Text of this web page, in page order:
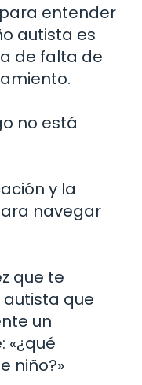
entender
autista es
de falta de
no está
y la
navegar
que te
autista que
un
«¿qué
niño?»